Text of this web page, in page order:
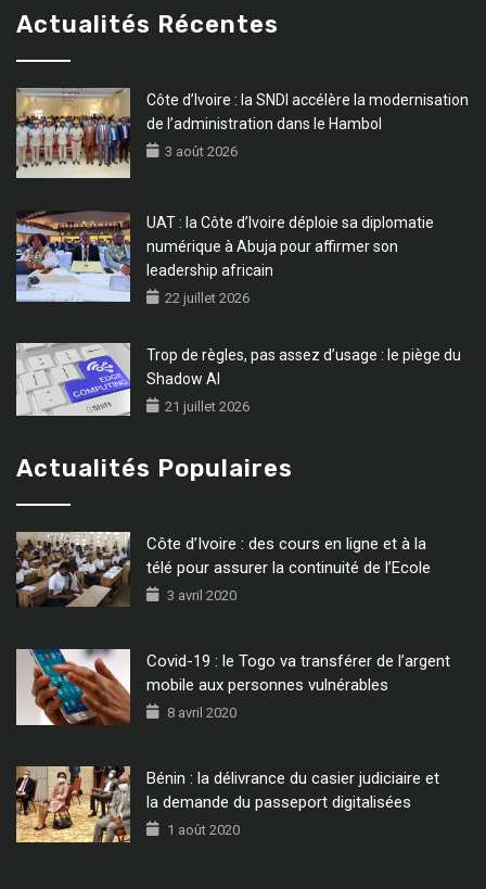
Actualités Récentes
Côte d’Ivoire : la SNDI accélère la modernisation
de l’administration dans le Hambol
3 août 2026
UAT : la Côte d’Ivoire déploie sa diplomatie
numérique à Abuja pour affirmer son
leadership africain
22 juillet 2026
Trop de règles, pas assez d’usage : le piège du
Shadow AI
21 juillet 2026
Actualités Populaires
Côte d’Ivoire : des cours en ligne et à la
télé pour assurer la continuité de l’Ecole
3 avril 2020
Covid-19 : le Togo va transférer de l’argent
mobile aux personnes vulnérables
8 avril 2020
Bénin : la délivrance du casier judiciaire et
la demande du passeport digitalisées
1 août 2020